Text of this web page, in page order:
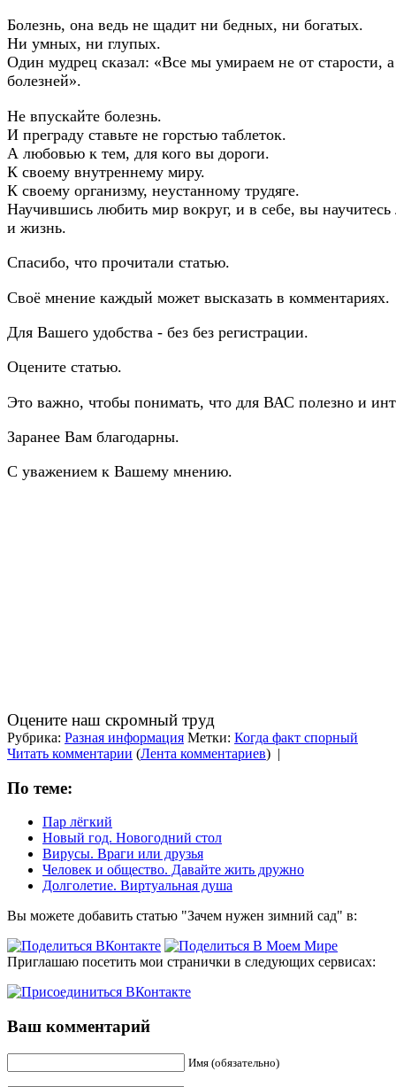
Болезнь, она ведь не щадит ни бедных, ни богатых.
Ни умных, ни глупых.
Один мудрец сказал: «Все мы умираем не от старости,
болезней».
Не впускайте болезнь.
И преграду ставьте не горстью таблеток.
А любовью к тем, для кого вы дороги.
К своему внутреннему миру.
К своему организму, неустанному трудяге.
Научившись любить мир вокруг, и в себе, вы
и жизнь.
Спасибо, что прочитали статью.
Своё мнение каждый может высказать в комментариях.
Для Вашего удобства - без без регистрации.
Оцените статью.
Это важно, чтобы понимать, что для ВАС полезно и
Заранее Вам благодарны.
С уважением к Вашему мнению.
Оцените наш скромный труд
Рубрика: Разная информация Метки: Когда факт спорный
Читать комментарии (Лента комментариев) |
По теме:
Пар лёгкий
Новый год. Новогодний стол
Вирусы. Враги или друзья
Человек и общество. Давайте жить дружно
Долголетие. Виртуальная душа
Вы можете добавить статью "Зачем нужен зимний сад" в:
Приглашаю посетить мои странички в следующих сервисах:
Ваш комментарий
Имя (обязательно)